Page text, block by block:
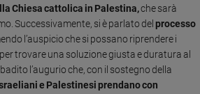
Chiesa cattolica in Palestina,che sarà
Successivamente, si è parlato del processo
l’auspicio che si possano riprendere i
trovare una soluzione giusta e duratura al
l’augurio che, con il sostegno della
e Palestinesi prendano con